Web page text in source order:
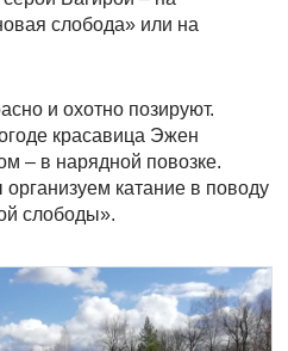
слобода» или на
и охотно позируют.
красавица Эжен
– в нарядной повозке.
катание в поводу
слободы».